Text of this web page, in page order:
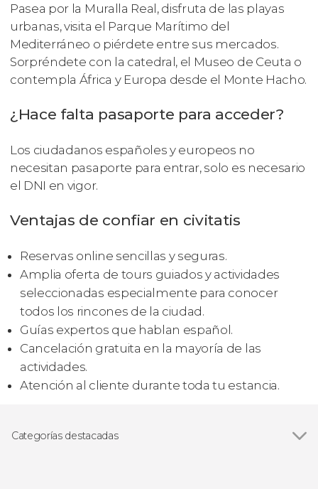
Pasea por la Muralla Real, disfruta de las playas
urbanas, visita el Parque Marítimo del
Mediterráneo o piérdete entre sus mercados.
Sorpréndete con la catedral, el Museo de Ceuta o
contempla África y Europa desde el Monte Hacho.
¿Hace falta pasaporte para acceder?
Los ciudadanos españoles y europeos no
necesitan pasaporte para entrar, solo es necesario
el DNI en vigor.
Ventajas de confiar en civitatis
Reservas online sencillas y seguras.
Amplia oferta de tours guiados y actividades
seleccionadas especialmente para conocer
todos los rincones de la ciudad.
Guías expertos que hablan español.
Cancelación gratuita en la mayoría de las
actividades.
Atención al cliente durante toda tu estancia.
Categorías destacadas